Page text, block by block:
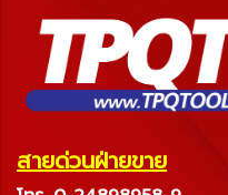
สายด่วนฝ่ายขาย